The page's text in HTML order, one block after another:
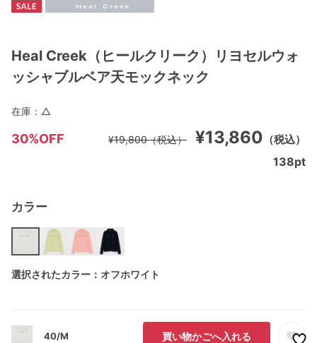
Heal Creek（ヒールクリーク）リヨセルウォ
ッシャブルベア天モックネック
30%OFF ¥13,860 （税込）
¥19,800（税込）
カラー
選択されたカラー：オフホワイト
40/M 買い物かごへ入れる
在庫： △
138pt